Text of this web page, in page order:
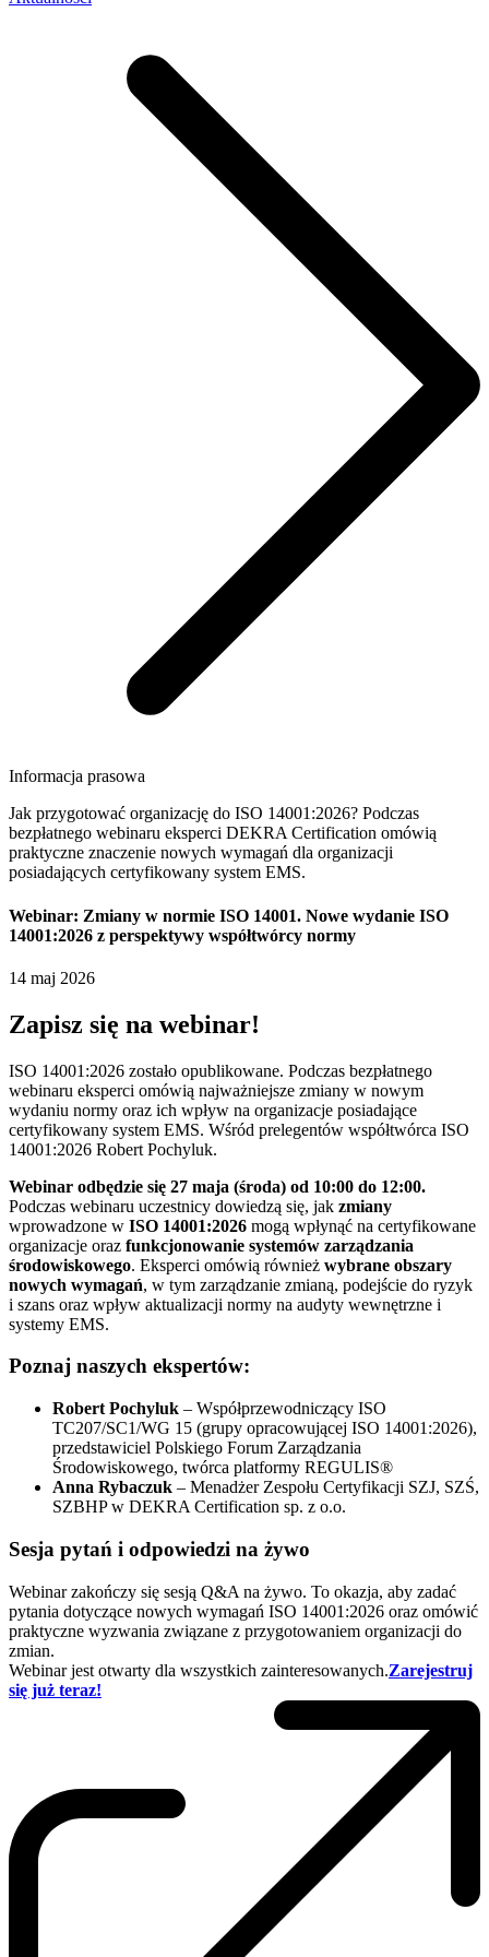
Informacja prasowa
Jak przygotować organizację do ISO 14001:2026? Podczas
bezpłatnego webinaru eksperci DEKRA Certification omówią
praktyczne znaczenie nowych wymagań dla organizacji
posiadających certyfikowany system EMS.
Webinar: Zmiany w normie ISO 14001. Nowe wydanie ISO
14001:2026 z perspektywy współtwórcy normy
14 maj 2026
Zapisz się na webinar!
ISO 14001:2026 zostało opublikowane. Podczas bezpłatnego
webinaru eksperci omówią najważniejsze zmiany w nowym
wydaniu normy oraz ich wpływ na organizacje posiadające
certyfikowany system EMS. Wśród prelegentów współtwórca ISO
14001:2026 Robert Pochyluk.
Webinar odbędzie się 27 maja (środa) od 10:00 do 12:00.
Podczas webinaru uczestnicy dowiedzą się, jak zmiany
wprowadzone w ISO 14001:2026 mogą wpłynąć na certyfikowane
organizacje oraz funkcjonowanie systemów zarządzania
środowiskowego. Eksperci omówią również wybrane obszary
nowych wymagań, w tym zarządzanie zmianą, podejście do ryzyk
i szans oraz wpływ aktualizacji normy na audyty wewnętrzne i
systemy EMS.
Poznaj naszych ekspertów:
Robert Pochyluk – Współprzewodniczący ISO
TC207/SC1/WG 15 (grupy opracowującej ISO 14001:2026),
przedstawiciel Polskiego Forum Zarządzania
Środowiskowego, twórca platformy REGULIS®
Anna Rybaczuk – Menadżer Zespołu Certyfikacji SZJ, SZŚ,
SZBHP w DEKRA Certification sp. z o.o.
Sesja pytań i odpowiedzi na żywo
Webinar zakończy się sesją Q&A na żywo. To okazja, aby zadać
pytania dotyczące nowych wymagań ISO 14001:2026 oraz omówić
praktyczne wyzwania związane z przygotowaniem organizacji do
zmian.
Webinar jest otwarty dla wszystkich zainteresowanych.Zarejestruj
się już teraz!